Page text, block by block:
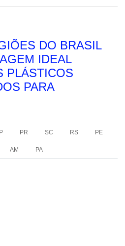
DO BRASIL
IDEAL
PLÁSTICOS
PARA
PR SC RS PE
AM PA